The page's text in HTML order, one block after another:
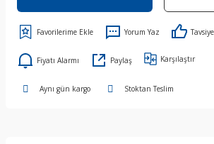
Yorum Yaz
Fiyatı Alarmı Paylaş Karşılaştır
Aynı gün kargo Stoktan Teslim